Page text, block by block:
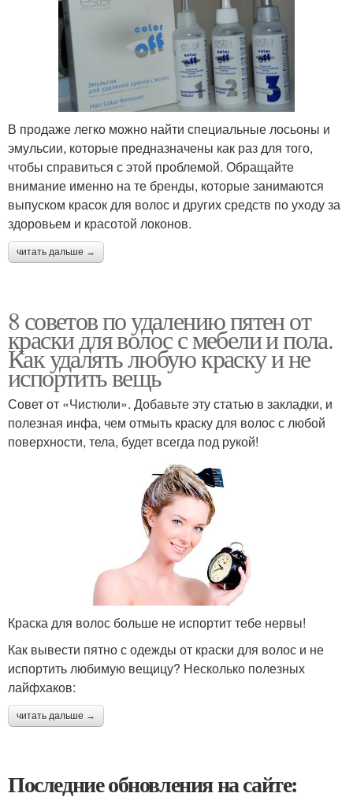
В продаже легко можно найти специальные лосьоны и
эмульсии, которые предназначены как раз для того,
чтобы справиться с этой проблемой. Обращайте
внимание именно на те бренды, которые занимаются
выпуском красок для волос и других средств по уходу за
здоровьем и красотой локонов.
читать дальше →
8 советов по удалению пятен от
краски для волос с мебели и пола.
Как удалять любую краску и не
испортить вещь
Совет от «Чистюли». Добавьте эту статью в закладки, и
полезная инфа, чем отмыть краску для волос с любой
поверхности, тела, будет всегда под рукой!
Краска для волос больше не испортит тебе нервы!
Как вывести пятно с одежды от краски для волос и не
испортить любимую вещицу? Несколько полезных
лайфхаков:
читать дальше →
Последние обновления на сайте: